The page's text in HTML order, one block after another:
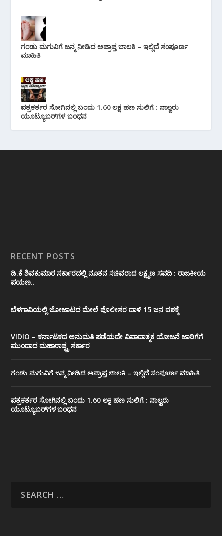
ಗಂಡು ಮಗುವಿಗೆ ಜನ್ಮ ನೀಡಿದ ಅಪ್ರಾಪ್ತ ಬಾಲಕಿ – ಇಲ್ಲಿದೆ ಸಂಪೂರ್ಣ
ಮಾಹಿತಿ
ಪತ್ರಕರ್ತರ ಸೋಗಿನಲ್ಲಿ ಬಂದು 1.60 ಲಕ್ಷ ಹಣ ಸುಲಿಗೆ : ನಾಲ್ವರು
ಯೂಟ್ಯೂಬರ್‌ಗಳ ಬಂಧನ
RECENT POSTS
ಡಿ.ಕೆ ಶಿವಕುಮಾರ ಸರ್ಕಾರದಲ್ಲಿ ನೂತನ ಸಚಿವರಾದ ಲಕ್ಷ್ಮಣ ಸವದಿ : ರಾಜಕೀಯ
ಪಯಣ..
ಬೆಳಗಾವಿಯಲ್ಲಿ ಜೋಜಾಟದ ಮೇಲೆ ಪೊಲೀಸರ ದಾಳಿ 15 ಜನ ವಶಕ್ಕೆ
VIDIO – ಕರ್ನಾಟಕದ ಅನುಮತಿ ಪಡೆಯದೇ ವಿವಾದಾತ್ಮಕ ಯೋಜನೆ ಜಾರಿಗೆಗೆ
ಮುಂದಾದ ಮಹಾರಾಷ್ಟ್ರ ಸರ್ಕಾರ
ಗಂಡು ಮಗುವಿಗೆ ಜನ್ಮ ನೀಡಿದ ಅಪ್ರಾಪ್ತ ಬಾಲಕಿ – ಇಲ್ಲಿದೆ ಸಂಪೂರ್ಣ ಮಾಹಿತಿ
ಪತ್ರಕರ್ತರ ಸೋಗಿನಲ್ಲಿ ಬಂದು 1.60 ಲಕ್ಷ ಹಣ ಸುಲಿಗೆ : ನಾಲ್ವರು
ಯೂಟ್ಯೂಬರ್‌ಗಳ ಬಂಧನ